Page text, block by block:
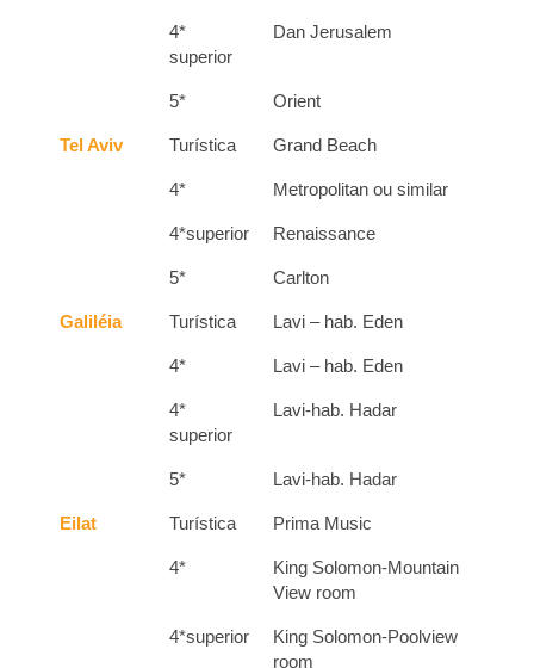
4*
superior
Dan Jerusalem
5* Orient
Tel Aviv Turística Grand Beach
4* Metropolitan ou similar
4*superior Renaissance
5* Carlton
Galiléia Turística Lavi – hab. Eden
4* Lavi – hab. Eden
4*
superior
Lavi-hab. Hadar
5* Lavi-hab. Hadar
Eilat Turística Prima Music
4*
King Solomon-Mountain
View room
4*superior
King Solomon-Poolview
room